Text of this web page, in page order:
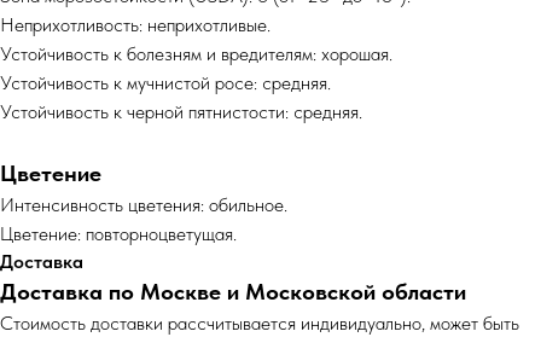
Неприхотливость: неприхотливые.
Устойчивость к болезням и вредителям: хорошая.
Устойчивость к мучнистой росе: средняя.
Устойчивость к черной пятнистости: средняя.
Цветение
Интенсивность цветения: обильное.
Цветение: повторноцветущая.
Доставка
Доставка по Москве и Московской области
Cтоимость доставки рассчитывается индивидуально, может быть